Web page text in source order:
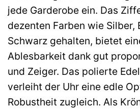
jede Garderobe ein. Das
dezenten Farben wie Silber,
Schwarz gehalten, bietet
Ablesbarkeit dank gut
und Zeiger. Das polierte
verleiht der Uhr eine edle
Robustheit zugleich. Als